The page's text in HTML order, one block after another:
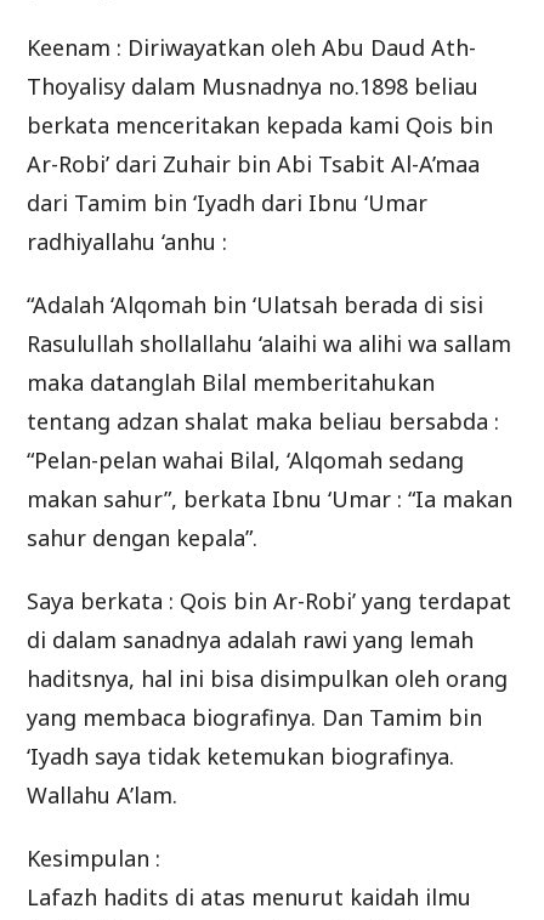
Keenam : Diriwayatkan oleh Abu Daud Ath-
Thoyalisy dalam Musnadnya no.1898 beliau
berkata menceritakan kepada kami Qois bin
Ar-Robi’ dari Zuhair bin Abi Tsabit Al-A’maa
dari Tamim bin ‘Iyadh dari Ibnu ‘Umar
radhiyallahu ‘anhu :
“Adalah ‘Alqomah bin ‘Ulatsah berada di sisi
Rasulullah shollallahu ‘alaihi wa alihi wa sallam
maka datanglah Bilal memberitahukan
tentang adzan shalat maka beliau bersabda :
“Pelan-pelan wahai Bilal, ‘Alqomah sedang
makan sahur”, berkata Ibnu ‘Umar : “Ia makan
sahur dengan kepala”.
Saya berkata : Qois bin Ar-Robi’ yang terdapat
di dalam sanadnya adalah rawi yang lemah
haditsnya, hal ini bisa disimpulkan oleh orang
yang membaca biografinya. Dan Tamim bin
‘Iyadh saya tidak ketemukan biografinya.
Wallahu A’lam.
Kesimpulan :
Lafazh hadits di atas menurut kaidah ilmu